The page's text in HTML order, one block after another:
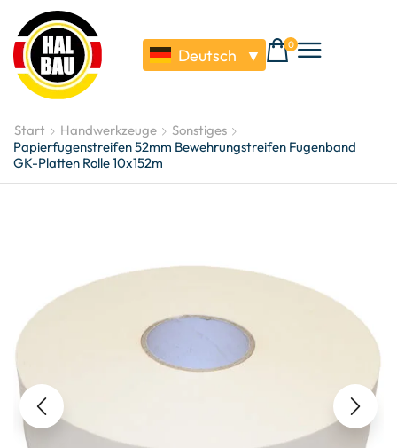
Deutsch ▼
0
Start Handwerkzeuge
Sonstiges
Papierfugenstreifen 52mm Bewehrungstreifen Fugenband
GK-Platten Rolle 10x152m